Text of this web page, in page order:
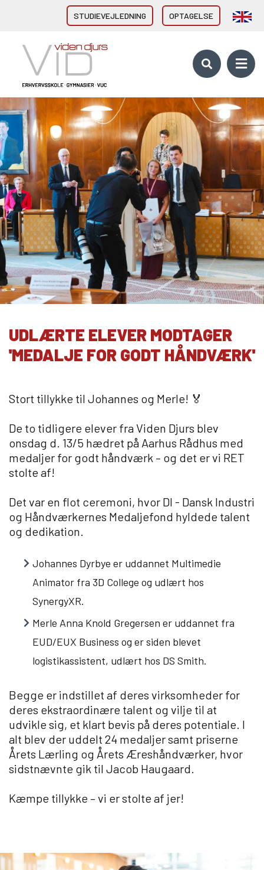
STUDIEVEJLEDNING OPTAGELSE
HHX Grenaa
HHX Rønde
HTX Grenaa
HF-enkeltfag - Grenaa, Hornslet
Brobygning/introforløb
VID ERHVERVSUDDANNELSER
Direkte fra 9/10. klasse
Erhvervsuddannelser (EUD, EUX)
Brobygning/introforløb
10. KLASSE
10KCD og EUD10
COLLEGE TILBUD
Game College
Brazil Football College
Elevuddannelser
AMU kurser
Akademiuddannelser
VUC OG EFTERUDDANNELSE
VUC (HF-enkeltfag, AVU, FVU, OBU)
Efteruddannelse (AMU)
Om Viden Djurs
Læreplads og virksomheder
Skolehjem/Campus
Personale
Nyheder
Job på Viden Djurs
Kvalitet
Brochurereol
Oplæsning af tekst
UDLÆRTE ELEVER MODTAGER
'MEDALJE FOR GODT HÅNDVÆRK'
Stort tillykke til Johannes og Merle! 🏅
De to tidligere elever fra Viden Djurs blev
onsdag d. 13/5 hædret på Aarhus Rådhus med
medaljer for godt håndværk – og det er vi RET
stolte af!
Det var en flot ceremoni, hvor DI - Dansk Industri
og Håndværkernes Medaljefond hyldede talent
og dedikation.
Johannes Dyrbye er uddannet Multimedie
Animator fra 3D College og udlært hos
SynergyXR.
Merle Anna Knold Gregersen er uddannet fra
EUD/EUX Business og er siden blevet
logistikassistent, udlært hos DS Smith.
Begge er indstillet af deres virksomheder for
deres ekstraordinære talent og vilje til at
udvikle sig, et klart bevis på deres potentiale. I
alt blev der uddelt 24 medaljer samt priserne
Årets Lærling og Årets Æreshåndværker, hvor
sidstnævnte gik til Jacob Haugaard.
Kæmpe tillykke – vi er stolte af jer!